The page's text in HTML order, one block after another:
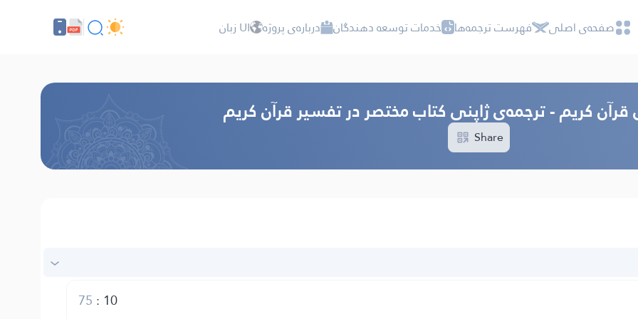
صفحه‌ى اصلى فهرست ترجمه‌ها خدمات توسعه دهندگان درباره‌ى پروژه UI زبان
کریم - ترجمه‌ى ژاپنی كتاب مختصر در تفسیر قرآن کریم
Share
10
:
75